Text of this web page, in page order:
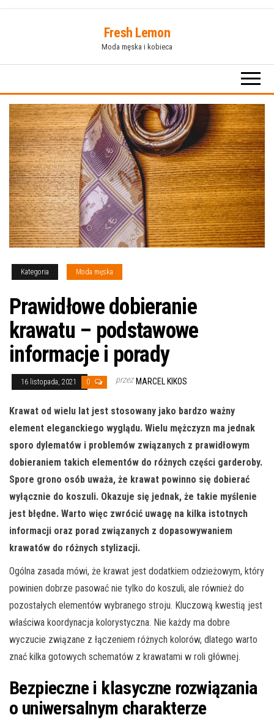
Fresh Lemon
Moda męska i kobieca
Kategoria Moda męska
Prawidłowe dobieranie
krawatu – podstawowe
informacje i porady
16 listopada, 2021 0 przez MARCEL KIKOS
Krawat od wielu lat jest stosowany jako bardzo ważny
element eleganckiego wyglądu. Wielu mężczyzn ma jednak
sporo dylematów i problemów związanych z prawidłowym
dobieraniem takich elementów do różnych części garderoby.
Spore grono osób uważa, że krawat powinno się dobierać
wyłącznie do koszuli. Okazuje się jednak, że takie myślenie
jest błędne. Warto więc zwrócić uwagę na kilka istotnych
informacji oraz porad związanych z dopasowywaniem
krawatów do różnych stylizacji.
Ogólna zasada mówi, że krawat jest dodatkiem odzieżowym, który
powinien dobrze pasować nie tylko do koszuli, ale również do
pozostałych elementów wybranego stroju. Kluczową kwestią jest
właściwa koordynacja kolorystyczna. Nie każdy ma dobre
wyczucie związane z łączeniem różnych kolorów, dlatego warto
znać kilka gotowych schematów z krawatami w roli głównej.
Bezpieczne i klasyczne rozwiązania
o uniwersalnym charakterze